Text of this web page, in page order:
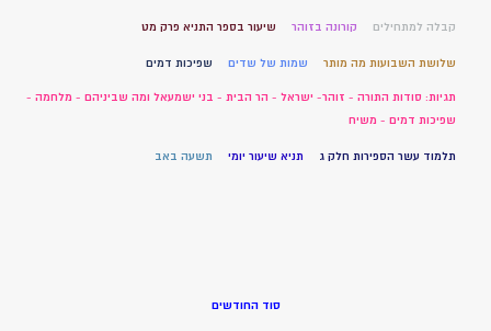
קבלה למתחילים קורונה בזוהר שיעור בספר התניא פרק מט
שלושת השבועות מה מותר שמות של שדים שפיכות דמים
תגיות: סודות התורה - זוהר- ישראל - הר הבית - בני ישמעאל ומה שביניהם - מלחמה -
שפיכות דמים - משיח
תלמוד עשר הספירות חלק ג תניא שיעור יומי תשעה באב
סוד החודשים